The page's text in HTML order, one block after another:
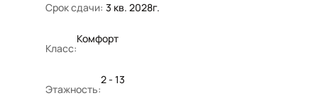
Срок сдачи: 3 кв. 2028г.
Класс:
Комфорт
Этажность:
2 - 13